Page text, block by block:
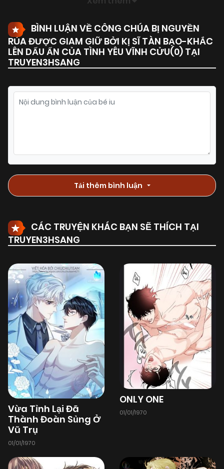
BÌNH LUẬN VỀ CÔNG CHÚA BỊ NGUYỀN
RỦA ĐƯỢC GIAM GIỮ BỞI KỊ SĨ TÀN BẠO-KHẮC
LÊN DẤU ẤN CỦA TÌNH YÊU VĨNH CỬU(0) TẠI
TRUYEN3HSANG
Tải thêm bình luận
CÁC TRUYỆN KHÁC BẠN SẼ THÍCH TẠI
TRUYEN3HSANG
Vừa Tỉnh Lại Đã
Thành Đoàn Sủng Ở
Vũ Trụ
01/01/1970
ONLY ONE
01/01/1970